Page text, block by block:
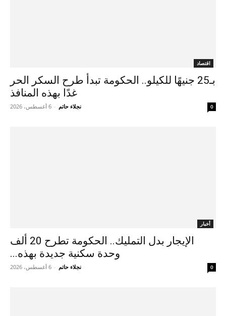
اقتصاد
بـ25 جنيهًا للكيلو.. الحكومة تبدأ طرح السكر الحر
غدًا بهذه المنافذ
نجلاء حاتم - 6 أغسطس، 2026 0
أخبار
الإيجار بدل التمليك.. الحكومة تطرح 20 ألف
وحدة سكنية جديدة بهذه...
نجلاء حاتم - 6 أغسطس، 2026 0